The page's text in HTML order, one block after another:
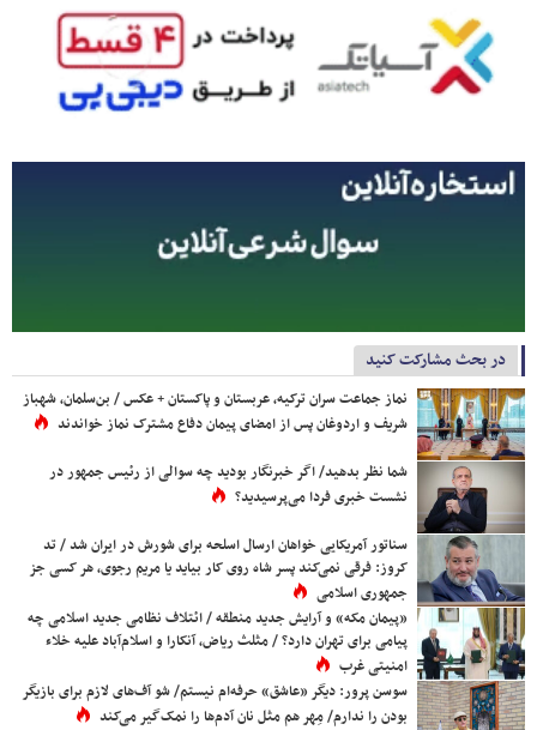
در بحث مشارکت کنید
نماز جماعت سران ترکیه، عربستان و پاکستان + عکس / بن‌سلمان، شهباز
شریف و اردوغان پس از امضای پیمان دفاع مشترک نماز خواندند
شما نظر بدهید/ اگر خبرنگار بودید چه سوالی از رئیس جمهور در
نشست خبری فردا می‌پرسیدید؟
سناتور آمریکایی خواهان ارسال اسلحه برای شورش در ایران شد / تد
کروز: فرقی نمی‌کند پسر شاه روی کار بیاید یا مریم رجوی، هر کسی جز
جمهوری اسلامی
«پیمان مکه» و آرایش جدید منطقه / ائتلاف نظامی جدید اسلامی چه
پیامی برای تهران دارد؟ / مثلث ریاض، آنکارا و اسلام‌آباد علیه خلاء
امنیتی غرب
سوسن پرور: دیگر «عاشق» حرفه‌ام نیستم/ شو آف‌های لازم برای بازیگر
بودن را ندارم/ مِهر هم مثل نان آدم‌ها را نمک‌گیر می‌کند